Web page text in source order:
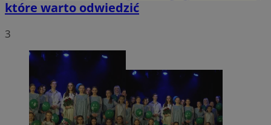
które warto odwiedzić
3